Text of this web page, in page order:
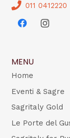
011 0412220
MENU
Home
Eventi & Sagre
Sagritaly Gold
Le Porte del